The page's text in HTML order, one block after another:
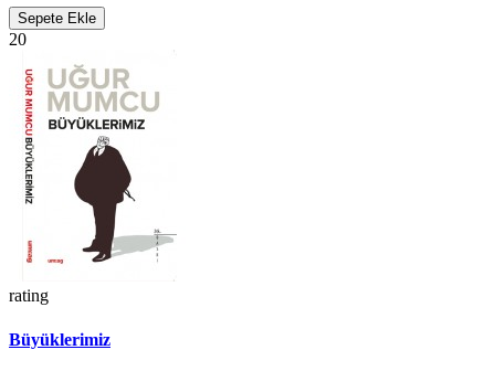
Sepete Ekle
20
rating
Büyüklerimiz